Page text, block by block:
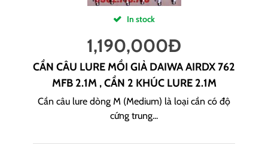
In stock
1,190,000Đ
CẦN CÂU LURE MỒI GIẢ DAIWA AIRDX 762
MFB 2.1M , CẦN 2 KHÚC LURE 2.1M
Cần câu lure dòng M (Medium) là loại cần có độ
cứng trung...